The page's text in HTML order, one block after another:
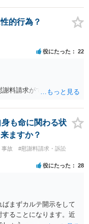
は十分だと思いますし、
れに加えて、そもそも
行政機関に対する拘束
けて同意した以上、病
が抜けていることを奇
今後あなたやあなたの
った場合に事実上の不
われます。
的行為？
役にたった 22
謝料請求ができます。
も命に関わる状
ますか？
事故
#慰謝料請求・訴訟
役にたった 28
まずカルテ開示をして
ることになります。近